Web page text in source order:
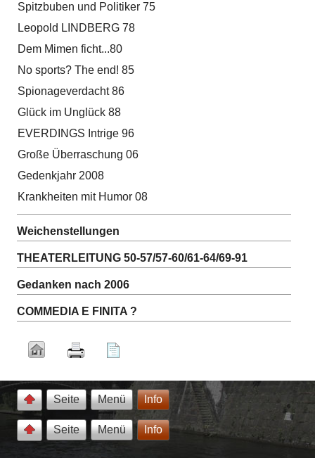
Spitzbuben und Politiker 75
Leopold LINDBERG 78
Dem Mimen ficht...80
No sports? The end! 85
Spionageverdacht 86
Glück im Unglück 88
EVERDINGS Intrige 96
Große Überraschung 06
Gedenkjahr 2008
Krankheiten mit Humor 08
Weichenstellungen
THEATERLEITUNG 50-57/57-60/61-64/69-91
Gedanken nach 2006
COMMEDIA E FINITA ?
Seite Menü Info
Seite Menü Info